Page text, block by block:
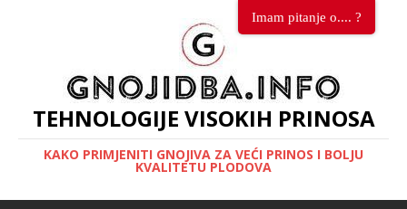
TEHNOLOGIJE VISOKIH PRINOSA
KAKO PRIMJENITI GNOJIVA ZA VEĆI PRINOS I BOLJU
KVALITETU PLODOVA
Imam pitanje o.... ?